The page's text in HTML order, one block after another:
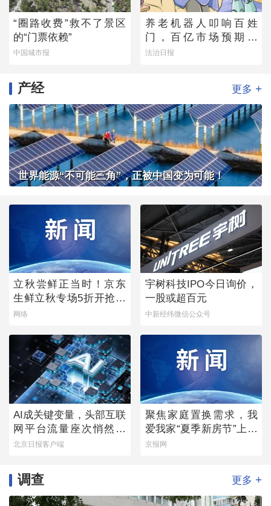
“圈路收费”救不了景区
的“门票依赖”
中国城市报
养老机器人叩响百姓
门，百亿市场预期下
的“理想”与“现实”
法治日报
产经 更多 +
世界能源“不可能三角”，正被中国变为可能！
立秋尝鲜正当时！京东
生鲜立秋专场5折开抢，
承包你的秋日餐桌
网络
宇树科技IPO今日询价，
一股或超百元
中新经纬微信公众号
AI成关键变量，头部互联
网平台流量座次悄然生
变
北京日报客户端
聚焦家庭置换需求，我
爱我家“夏季新房节”上线
多重专属权益
京报网
调查 更多 +